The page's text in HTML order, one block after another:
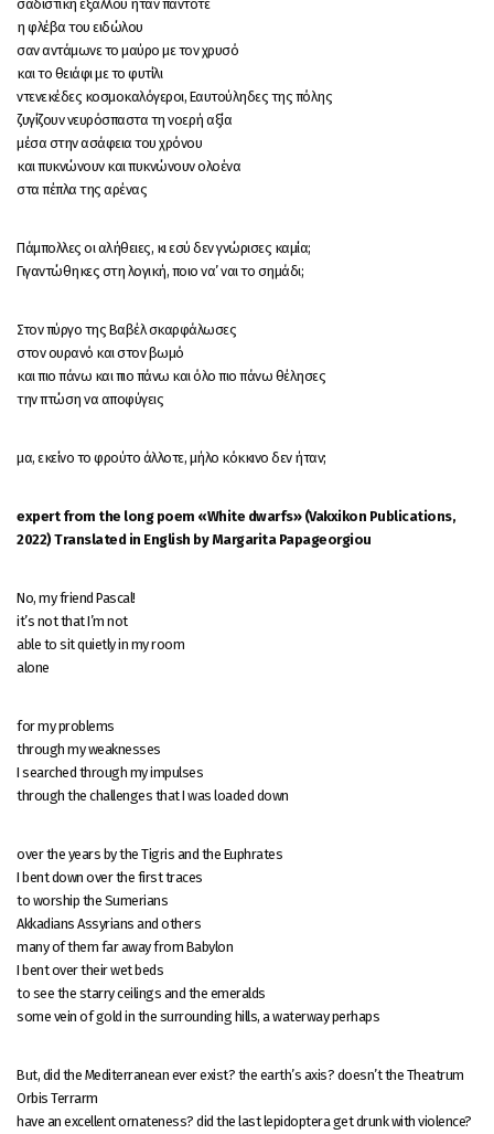
σαδιστική εξάλλου ήταν πάντοτε
η φλέβα του ειδώλου
σαν αντάμωνε το μαύρο με τον χρυσό
και το θειάφι με το φυτίλι
ντενεκέδες κοσμοκαλόγεροι, Εαυτούληδες της πόλης
ζυγίζουν νευρόσπαστα τη νοερή αξία
μέσα στην ασάφεια του χρόνου
και πυκνώνουν και πυκνώνουν ολοένα
στα πέπλα της αρένας
Πάμπολλες οι αλήθειες, κι εσύ δεν γνώρισες καμία;
Γιγαντώθηκες στη λογική, ποιο να’ ναι το σημάδι;
Στον πύργο της Βαβέλ σκαρφάλωσες
στον ουρανό και στον βωμό
και πιο πάνω και πιο πάνω και όλο πιο πάνω θέλησες
την πτώση να αποφύγεις
μα, εκείνο το φρούτο άλλοτε, μήλο κόκκινο δεν ήταν;
expert from the long poem «White dwarfs» (Vakxikon Publications,
2022) Translated in English by Margarita Papageorgiou
No, my friend Pascal!
it’s not that I’m not
able to sit quietly in my room
alone
for my problems
through my weaknesses
I searched through my impulses
through the challenges that I was loaded down
over the years by the Tigris and the Euphrates
I bent down over the first traces
to worship the Sumerians
Akkadians Assyrians and others
many of them far away from Babylon
I bent over their wet beds
to see the starry ceilings and the emeralds
some vein of gold in the surrounding hills, a waterway perhaps
But, did the Mediterranean ever exist? the earth’s axis? doesn’t the Theatrum
Orbis Terrarm
have an excellent ornateness? did the last lepidoptera get drunk with violence?